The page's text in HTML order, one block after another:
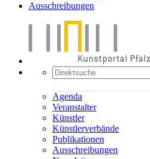
Ausschreibungen
Agenda
Veranstalter
Künstler
Künstlerverbände
Publikationen
Ausschreibungen